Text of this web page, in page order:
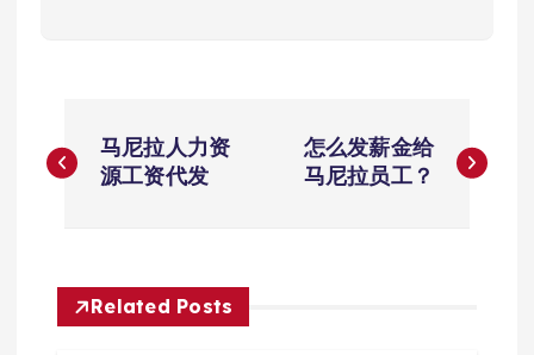
章
航
马尼拉人力资
源工资代发
怎么发薪金给
马尼拉员工？
Related Posts